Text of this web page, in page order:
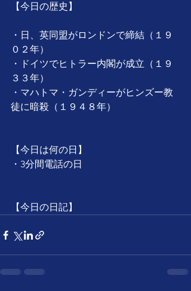
【今日の歴史】
・日、英同盟がロンドンで締結（１９
０２年）
・ドイツでヒトラー内閣が成立（１９
３３年）
・マハトマ・ガンディーがヒンズー教
徒に暗殺（１９４８年）
【今日は何の日】
・3分間電話の日
【今日の日記】